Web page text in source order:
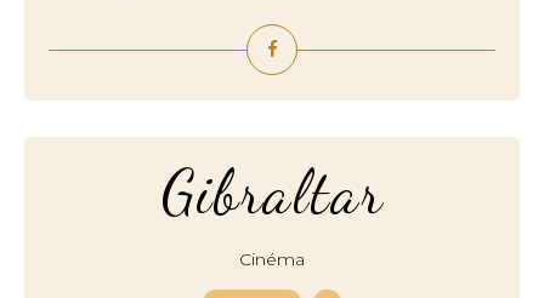
Gibraltar
Cinéma